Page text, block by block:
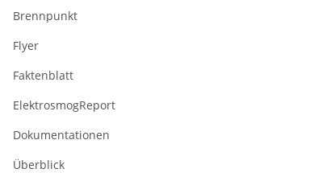
Brennpunkt
Flyer
Faktenblatt
ElektrosmogReport
Dokumentationen
Überblick